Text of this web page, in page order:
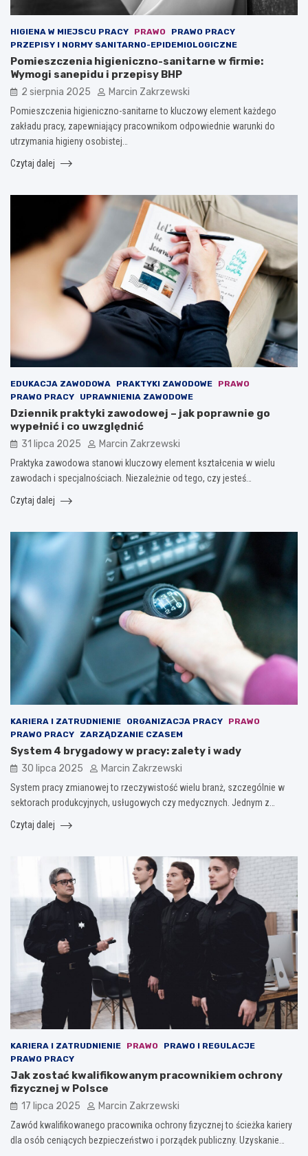
HIGIENA W MIEJSCU PRACY PRAWO
PRAWO PRACY
PRZEPISY I NORMY SANITARNO-EPIDEMIOLOGICZNE
Pomieszczenia higieniczno-sanitarne w firmie:
Wymogi sanepidu i przepisy BHP
2 sierpnia 2025 Marcin Zakrzewski
Pomieszczenia higieniczno-sanitarne to kluczowy element każdego
zakładu pracy, zapewniający pracownikom odpowiednie warunki do
utrzymania higieny osobistej…
Czytaj dalej
EDUKACJA ZAWODOWA PRAKTYKI ZAWODOWE
PRAWO
PRAWO PRACY
UPRAWNIENIA ZAWODOWE
Dziennik praktyki zawodowej – jak poprawnie go
wypełnić i co uwzględnić
31 lipca 2025 Marcin Zakrzewski
Praktyka zawodowa stanowi kluczowy element kształcenia w wielu
zawodach i specjalnościach. Niezależnie od tego, czy jesteś…
Czytaj dalej
KARIERA I ZATRUDNIENIE ORGANIZACJA PRACY
PRAWO
PRAWO PRACY
ZARZĄDZANIE CZASEM
System 4 brygadowy w pracy: zalety i wady
30 lipca 2025 Marcin Zakrzewski
System pracy zmianowej to rzeczywistość wielu branż, szczególnie w
sektorach produkcyjnych, usługowych czy medycznych. Jednym z…
Czytaj dalej
KARIERA I ZATRUDNIENIE PRAWO
PRAWO I REGULACJE
PRAWO PRACY
Jak zostać kwalifikowanym pracownikiem ochrony
fizycznej w Polsce
17 lipca 2025 Marcin Zakrzewski
Zawód kwalifikowanego pracownika ochrony fizycznej to ścieżka kariery
dla osób ceniących bezpieczeństwo i porządek publiczny. Uzyskanie…